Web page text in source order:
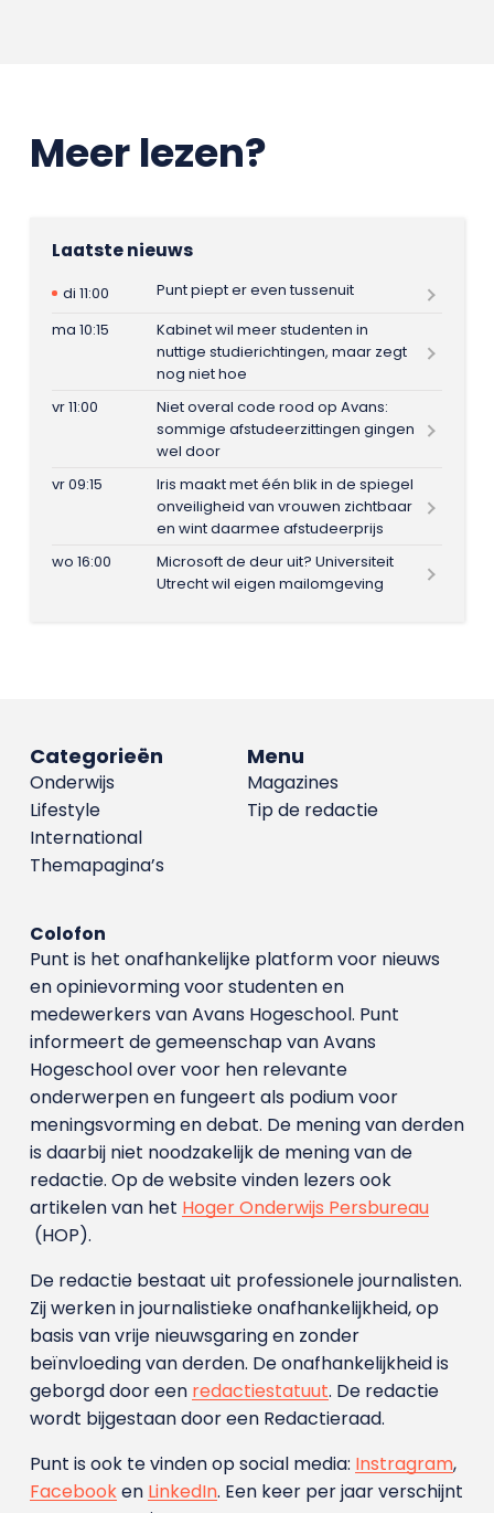
Meer lezen?
Laatste nieuws
di 11:00
Punt piept er even tussenuit
ma 10:15
Kabinet wil meer studenten in
nuttige studierichtingen, maar zegt
nog niet hoe
vr 11:00
Niet overal code rood op Avans:
sommige afstudeerzittingen gingen
wel door
vr 09:15
Iris maakt met één blik in de spiegel
onveiligheid van vrouwen zichtbaar
en wint daarmee afstudeerprijs
wo 16:00
Microsoft de deur uit? Universiteit
Utrecht wil eigen mailomgeving
Menu
Magazines
Tip de redactie
Categorieën
Onderwijs
Lifestyle
International
Themapagina’s
Colofon
Punt is het onafhankelijke platform voor nieuws
en opinievorming voor studenten en
medewerkers van Avans Hoge­school. Punt
informeert de gemeenschap van Avans
Hogeschool over voor hen relevante
onderwerpen en fungeert als podium voor
meningsvorming en debat. De mening van derden
is daarbij niet noodzakelijk de mening van de
redactie. Op de website vinden lezers ook
artikelen van het Hoger Onderwijs Persbureau
(HOP).
De redactie bestaat uit professionele journalisten.
Zij werken in journalistieke onafhankelijkheid, op
basis van vrije nieuwsgaring en zonder
beïnvloeding van derden. De onafhankelijkheid is
geborgd door een redactiestatuut. De redactie
wordt bijgestaan door een Redactieraad.
Punt is ook te vinden op social media: Instragram,
Facebooken LinkedIn. Een keer per jaar verschijnt